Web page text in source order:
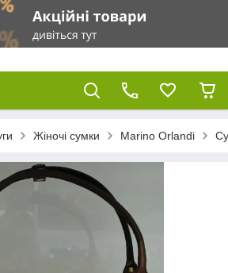
Жіночі сумки Marino Orlandi